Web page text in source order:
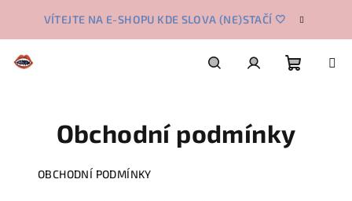
obsah
VÍTEJTE NA E-SHOPU KDE SLOVA (NE)STAČÍ 🤍
košík
Obchodní podmínky
OBCHODNÍ PODMÍNKY